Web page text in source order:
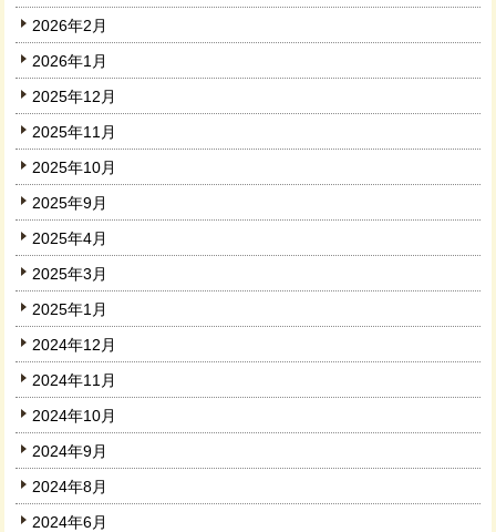
2026年2月
2026年1月
2025年12月
2025年11月
2025年10月
2025年9月
2025年4月
2025年3月
2025年1月
2024年12月
2024年11月
2024年10月
2024年9月
2024年8月
2024年6月